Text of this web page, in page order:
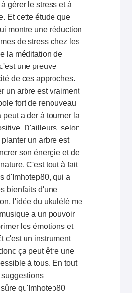
gérer le stress et à
Et cette étude que
montre une réduction
de stress chez les
la méditation de
une preuve
de ces approches.
un arbre est vraiment
fort de renouveau
peut aider à tourner la
D'ailleurs, selon
un arbre est
son énergie et de
C'est tout à fait
d'Imhotep80, qui a
bienfaits d'une
l'idée du ukulélé me
a un pouvoir
les émotions et
c'est un instrument
ça peut être une
à tous. En tout
qu'Imhotep80